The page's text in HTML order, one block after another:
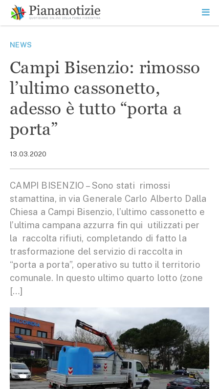
contenuto
SEARCH
NEWS
Campi Bisenzio: rimosso
l’ultimo cassonetto,
adesso è tutto “porta a
porta”
13.03.2020
CAMPI BISENZIO – Sono stati rimossi
stamattina, in via Generale Carlo Alberto Dalla
Chiesa a Campi Bisenzio, l’ultimo cassonetto e
l’ultima campana azzurra fin qui utilizzati per
la raccolta rifiuti, completando di fatto la
trasformazione del servizio di raccolta in
“porta a porta”, operativo su tutto il territorio
comunale. In questo ultimo quarto lotto (zone
[…]